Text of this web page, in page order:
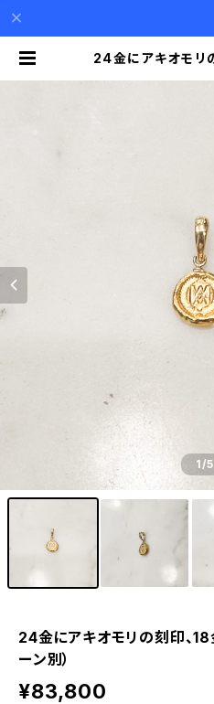
24金にアキオモリ
1/5
24金にアキオモリの刻印、
ーン別）
¥83,800